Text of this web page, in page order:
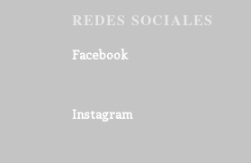
REDES SOCIALES
Facebook
Instagram